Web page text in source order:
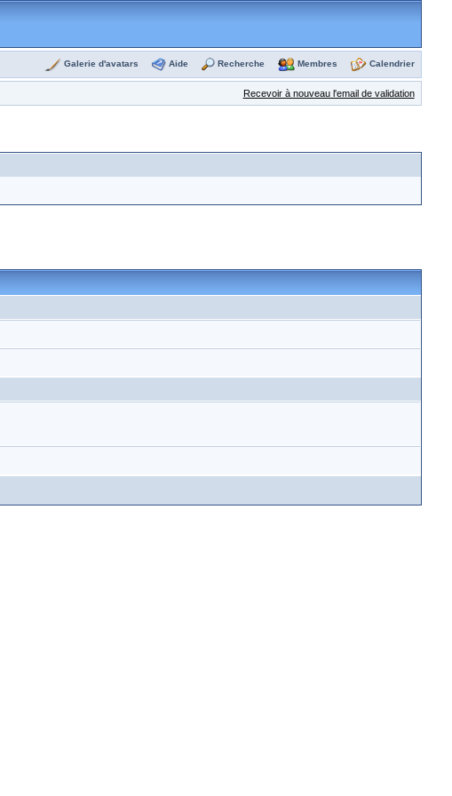
Galerie d'avatars Aide Recherche Membres Calendrier
Recevoir à nouveau l'email de validation